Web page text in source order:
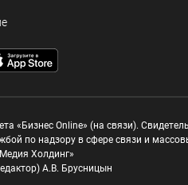
«Бизнес Online» (на связи).
по надзору в сфере связи и
Холдинг»
А.В. Брусницын